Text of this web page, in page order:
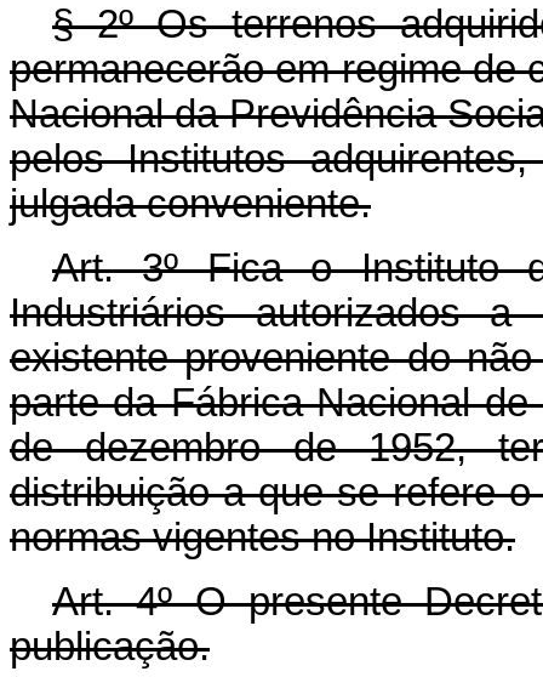
§ 2º Os terrenos
permanecerão em regime de
Nacional da Previdência
pelos Institutos
julgada conveniente.
Art. 3º Fica o Instituto
Industriários autorizados
existente proveniente do
parte da Fábrica Nacional
de dezembro de 1952,
distribuição a que se refere
normas vigentes no Instituto.
Art. 4º O presente
publicação.